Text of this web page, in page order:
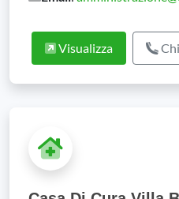
Visualizza